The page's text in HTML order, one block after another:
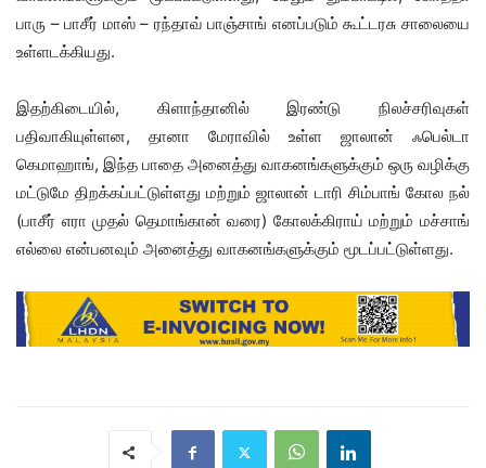
பாரு – பாசீர் மாஸ் – ரந்தாவ் பாஞ்சாங் எனப்படும் கூட்டரசு சாலையை
உள்ளடக்கியது.
இதற்கிடையில், கிளாந்தானில் இரண்டு நிலச்சரிவுகள்
பதிவாகியுள்ளன, தானா மேராவில் உள்ள ஜாலான் ஃபெல்டா
கெமாஹாங், இந்த பாதை அனைத்து வாகனங்களுக்கும் ஒரு வழிக்கு
மட்டுமே திறக்கப்பட்டுள்ளது மற்றும் ஜாலான் டாரி சிம்பாங் கோல நல்
(பாசீர் எரா முதல் தெமாங்கான் வரை) கோலக்கிராய் மற்றும் மச்சாங்
எல்லை என்பனவும் அனைத்து வாகனங்களுக்கும் மூடப்பட்டுள்ளது.